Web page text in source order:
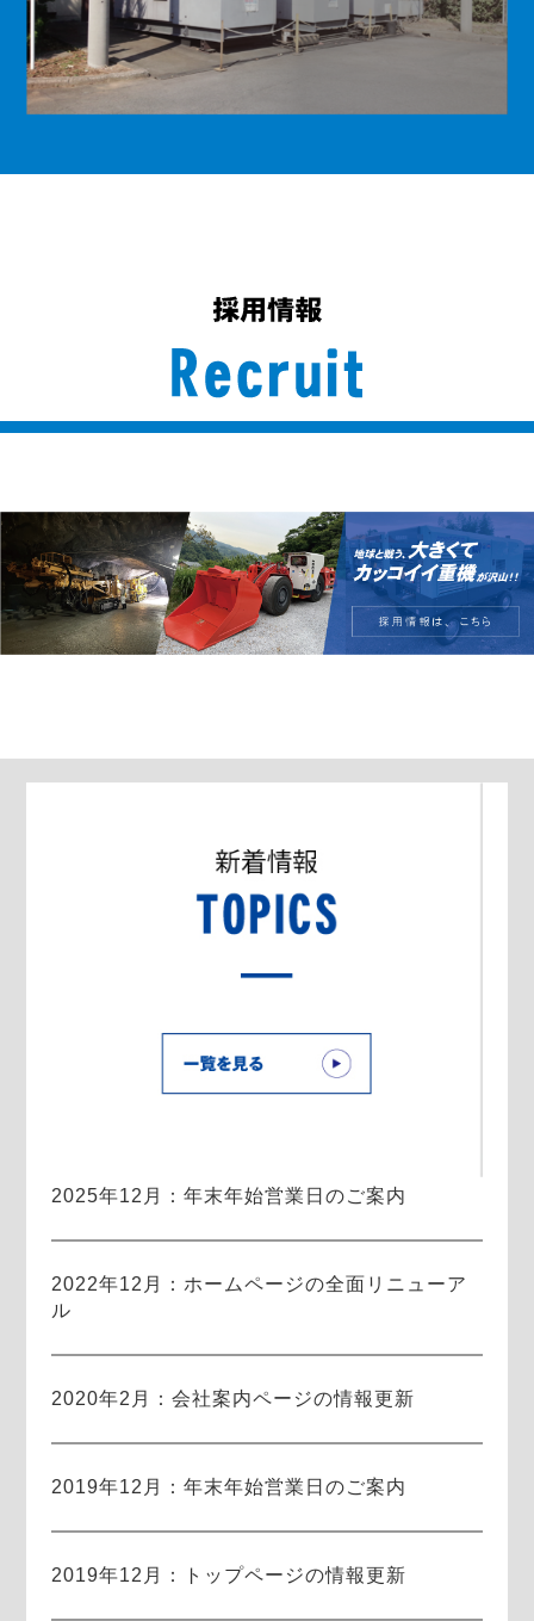
2025年12月：年末年始営業日のご案内
2022年12月：ホームページの全面リニューア
ル
2020年2月：会社案内ページの情報更新
2019年12月：年末年始営業日のご案内
2019年12月：トップページの情報更新